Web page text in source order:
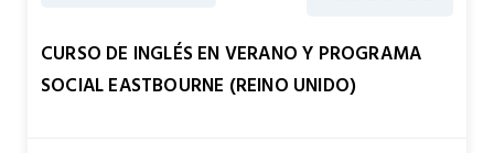
CURSO DE INGLÉS EN VERANO Y PROGRAMA
SOCIAL EASTBOURNE (REINO UNIDO)